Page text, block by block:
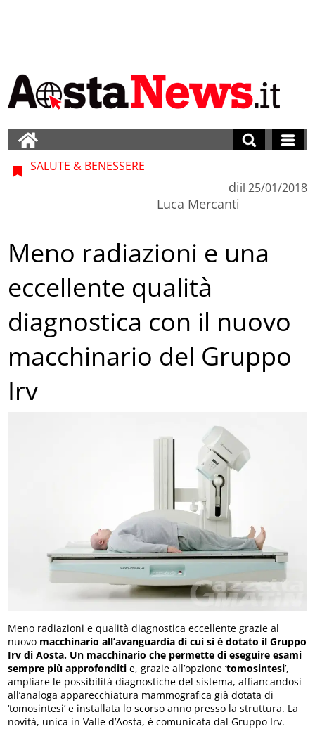
SALUTE & BENESSERE
di
Luca Mercanti
il 25/01/2018
Meno radiazioni e una
eccellente qualità
diagnostica con il nuovo
macchinario del Gruppo
Irv
Meno radiazioni e qualità diagnostica eccellente grazie al
nuovo macchinario all’avanguardia di cui si è dotato il Gruppo
Irv di Aosta. Un macchinario che permette di eseguire esami
sempre più approfonditi e, grazie all’opzione ‘tomosintesi’,
ampliare le possibilità diagnostiche del sistema, affiancandosi
all’analoga apparecchiatura mammografica già dotata di
‘tomosintesi’ e installata lo scorso anno presso la struttura. La
novità, unica in Valle d’Aosta, è comunicata dal Gruppo Irv.